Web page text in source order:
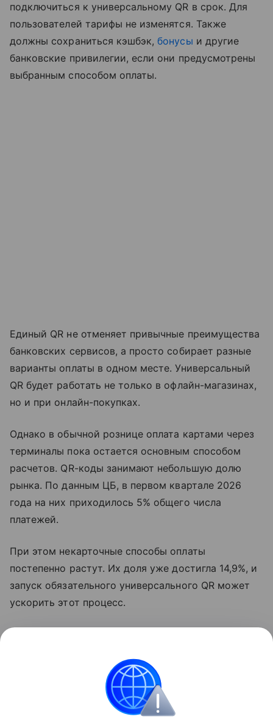
подключиться к универсальному QR в срок. Для
пользователей тарифы не изменятся. Также
должны сохраниться кэшбэк,бонусы и другие
банковские привилегии, если они предусмотрены
выбранным способом оплаты.
Единый QR не отменяет привычные преимущества
банковских сервисов, а просто собирает разные
варианты оплаты в одном месте. Универсальный
QR будет работать не только в офлайн-магазинах,
но и при онлайн-покупках.
Однако в обычной рознице оплата картами через
терминалы пока остается основным способом
расчетов. QR-коды занимают небольшую долю
рынка. По данным ЦБ, в первом квартале 2026
года на них приходилось 5% общего числа
платежей.
При этом некарточные способы оплаты
постепенно растут. Их доля уже достигла 14,9%, и
запуск обязательного универсального QR может
ускорить этот процесс.
Покупатель сканирует один код, выбирает
удобный способ оплаты и подтверждает платеж.